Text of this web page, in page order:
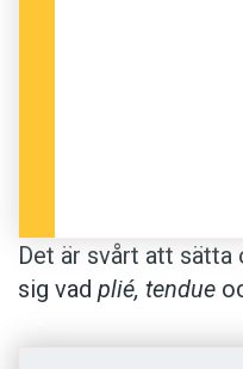
Det är svårt att sätta
sig vad plié, tendue